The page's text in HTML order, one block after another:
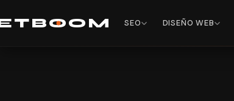
TBOO M SEO DISEÑO WEB